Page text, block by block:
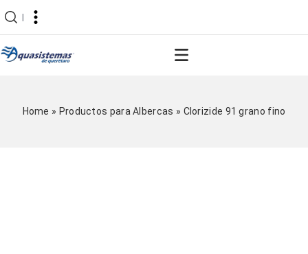
|
Home » Productos para Albercas » Clorizide 91 grano fino